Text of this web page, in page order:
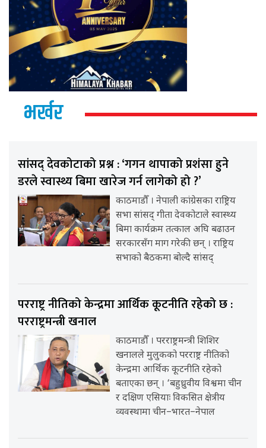
भर्खर
सांसद् देवकोटाको प्रश्न : ‘गगन थापाको प्रशंसा हुने
डरले स्वास्थ्य बिमा खारेज गर्न लागेको हो ?’
काठमाडौँ । नेपाली कांग्रेसका राष्ट्रिय
सभा सांसद् गीता देवकोटाले स्वास्थ्य
बिमा कार्यक्रम तत्काल अघि बढाउन
सरकारसँग माग गरेकी छन् । राष्ट्रिय
सभाको बैठकमा बोल्दै सांसद्
परराष्ट्र नीतिको केन्द्रमा आर्थिक कूटनीति रहेको छ :
परराष्ट्रमन्त्री खनाल
काठमाडौँ । परराष्ट्रमन्त्री शिशिर
खनालले मुलुकको परराष्ट्र नीतिको
केन्द्रमा आर्थिक कूटनीति रहेको
बताएका छन् । ‘बहुध्रुवीय विश्वमा चीन
र दक्षिण एसियाः विकसित क्षेत्रीय
व्यवस्थामा चीन–भारत–नेपाल